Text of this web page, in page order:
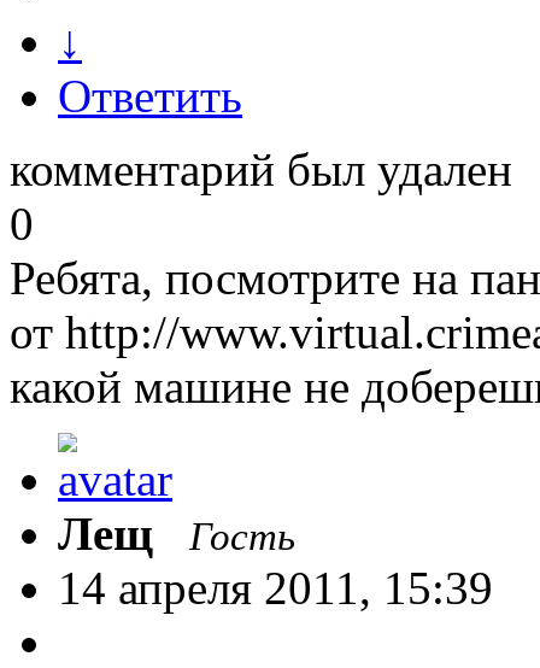
↓
Ответить
комментарий был удален
0
Ребята, посмотрите на
от http://
какой машине не
Лещ Гость
14 апреля 2011, 15:39